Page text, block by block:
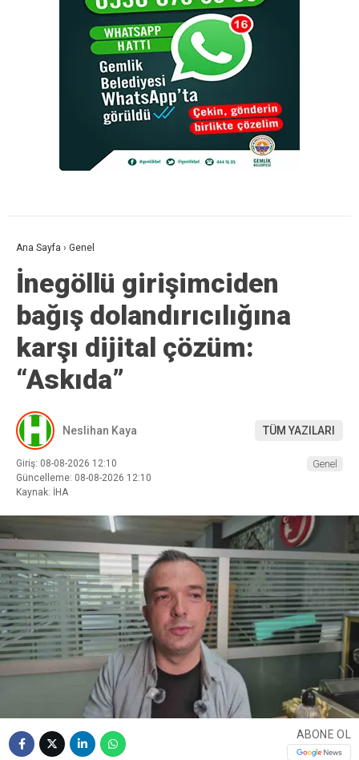
Ana Sayfa › Genel
İnegöllü girişimciden
bağış dolandırıcılığına
karşı dijital çözüm:
“Askıda”
Neslihan Kaya TÜM YAZILARI
Giriş: 08-08-2026 12:10
Güncelleme: 08-08-2026 12:10
Kaynak: İHA
Genel
ABONE OL